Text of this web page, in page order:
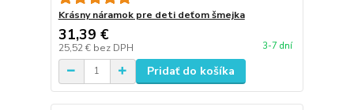
Krásny náramok pre deti deťom šmejka
31,39 €
25,52 € bez DPH 3-7 dní
Pridať do košíka